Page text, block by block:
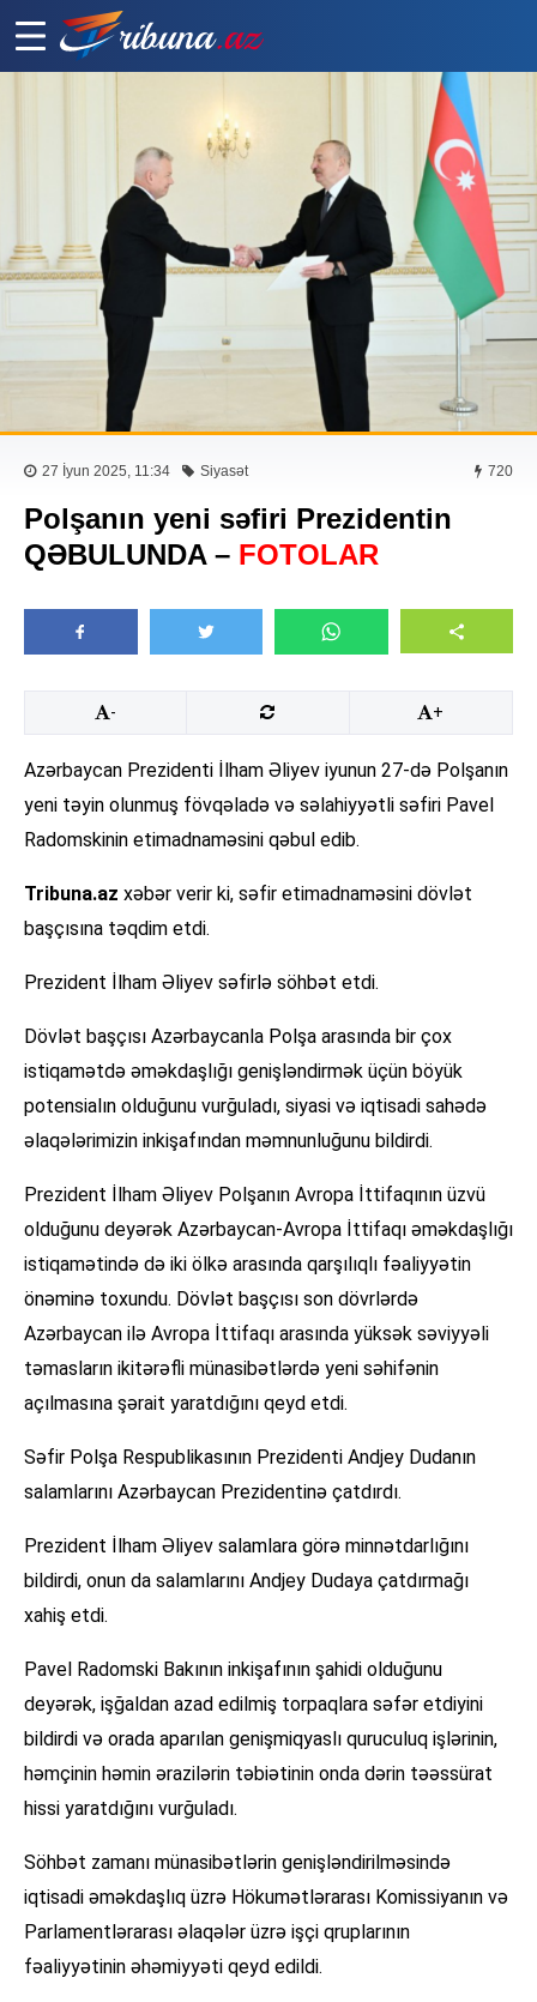
27 İyun 2025, 11:34 Siyasət 720
Polşanın yeni səfiri Prezidentin
QƏBULUNDA – FOTOLAR
- +
Azərbaycan Prezidenti İlham Əliyev iyunun 27-də Polşanın
yeni təyin olunmuş fövqəladə və səlahiyyətli səfiri Pavel
Radomskinin etimadnaməsini qəbul edib.
Tribuna.az xəbər verir ki, səfir etimadnaməsini dövlət
başçısına təqdim etdi.
Prezident İlham Əliyev səfirlə söhbət etdi.
Dövlət başçısı Azərbaycanla Polşa arasında bir çox
istiqamətdə əməkdaşlığı genişləndirmək üçün böyük
potensialın olduğunu vurğuladı, siyasi və iqtisadi sahədə
əlaqələrimizin inkişafından məmnunluğunu bildirdi.
Prezident İlham Əliyev Polşanın Avropa İttifaqının üzvü
olduğunu deyərək Azərbaycan-Avropa İttifaqı əməkdaşlığı
istiqamətində də iki ölkə arasında qarşılıqlı fəaliyyətin
önəminə toxundu. Dövlət başçısı son dövrlərdə
Azərbaycan ilə Avropa İttifaqı arasında yüksək səviyyəli
təmasların ikitərəfli münasibətlərdə yeni səhifənin
açılmasına şərait yaratdığını qeyd etdi.
Səfir Polşa Respublikasının Prezidenti Andjey Dudanın
salamlarını Azərbaycan Prezidentinə çatdırdı.
Prezident İlham Əliyev salamlara görə minnətdarlığını
bildirdi, onun da salamlarını Andjey Dudaya çatdırmağı
xahiş etdi.
Pavel Radomski Bakının inkişafının şahidi olduğunu
deyərək, işğaldan azad edilmiş torpaqlara səfər etdiyini
bildirdi və orada aparılan genişmiqyaslı quruculuq işlərinin,
həmçinin həmin ərazilərin təbiətinin onda dərin təəssürat
hissi yaratdığını vurğuladı.
Söhbət zamanı münasibətlərin genişləndirilməsində
iqtisadi əməkdaşlıq üzrə Hökumətlərarası Komissiyanın və
Parlamentlərarası əlaqələr üzrə işçi qruplarının
fəaliyyətinin əhəmiyyəti qeyd edildi.